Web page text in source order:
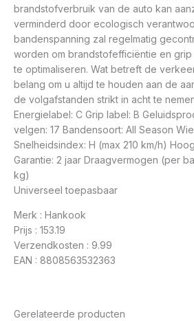
brandstofverbruik van de auto kan
verminderd door ecologisch
bandenspanning zal regelmatig
worden om brandstofefficiëntie en
te optimaliseren. Wat betreft de
belang om u altijd te houden aan de
de volgafstanden strikt in acht te
Energielabel: C Grip label: B
velgen: 17 Bandensoort: All Season
Snelheidsindex: H (max 210 km/h)
Garantie: 2 jaar Draagvermogen (per
kg)
Universeel toepasbaar
Merk : Hankook
Prijs : 153.19
Verzendkosten : 9.99
EAN : 8808563532363
Gerelateerde producten